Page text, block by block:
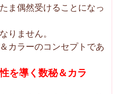
ま偶然受けることになっ
りません。
カラーのコンセプトであ
を導く数秘＆カラ